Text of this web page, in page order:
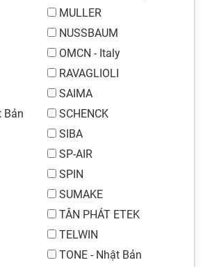
MULLER
NUSSBAUM
OMCN - Italy
RAVAGLIOLI
SAIMA
Bản
SCHENCK
SIBA
SP-AIR
SPIN
SUMAKE
TÂN PHÁT ETEK
TELWIN
TONE - Nhật Bản